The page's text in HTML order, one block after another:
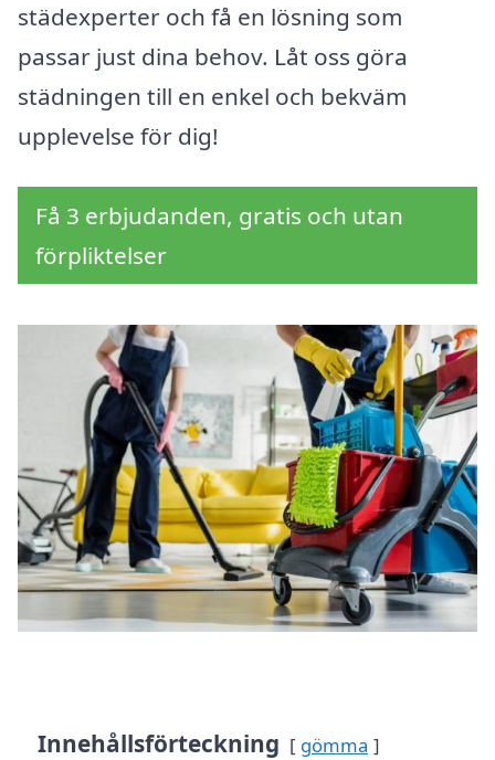
städexperter och få en lösning som
passar just dina behov. Låt oss göra
städningen till en enkel och bekväm
upplevelse för dig!
Få 3 erbjudanden, gratis och utan
förpliktelser
Innehållsförteckning gömma